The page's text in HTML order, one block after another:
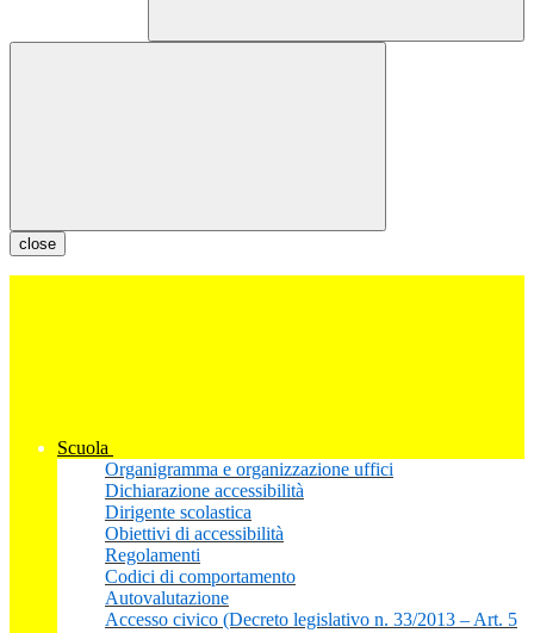
close
Scuola
Organigramma e organizzazione uffici
Dichiarazione accessibilità
Dirigente scolastica
Obiettivi di accessibilità
Regolamenti
Codici di comportamento
Autovalutazione
Accesso civico (Decreto legislativo n. 33/2013 – Art. 5